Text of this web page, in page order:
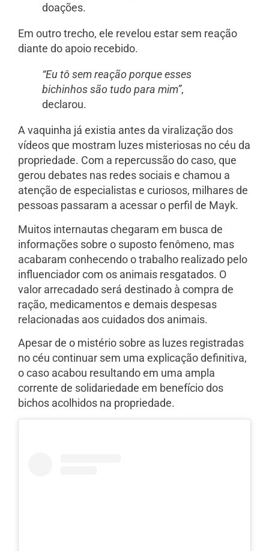
doações.
Em outro trecho, ele revelou estar sem reação
diante do apoio recebido.
“Eu tô sem reação porque esses
bichinhos são tudo para mim”,
declarou.
A vaquinha já existia antes da viralização dos
vídeos que mostram luzes misteriosas no céu da
propriedade. Com a repercussão do caso, que
gerou debates nas redes sociais e chamou a
atenção de especialistas e curiosos, milhares de
pessoas passaram a acessar o perfil de Mayk.
Muitos internautas chegaram em busca de
informações sobre o suposto fenômeno, mas
acabaram conhecendo o trabalho realizado pelo
influenciador com os animais resgatados. O
valor arrecadado será destinado à compra de
ração, medicamentos e demais despesas
relacionadas aos cuidados dos animais.
Apesar de o mistério sobre as luzes registradas
no céu continuar sem uma explicação definitiva,
o caso acabou resultando em uma ampla
corrente de solidariedade em benefício dos
bichos acolhidos na propriedade.